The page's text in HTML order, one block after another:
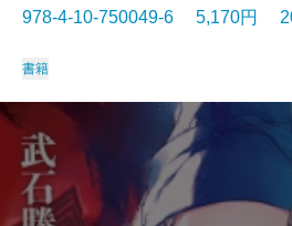
978-4-10-750049-6 5,170円
書籍